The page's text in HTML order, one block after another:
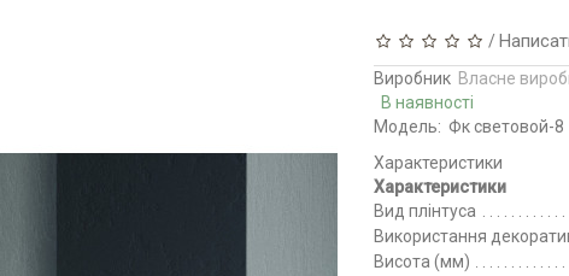
/
Виробник Власне
В наявності
Модель: Фк световой-8
Характеристики
Характеристики
Вид плінтуса
Використання
Висота (мм)